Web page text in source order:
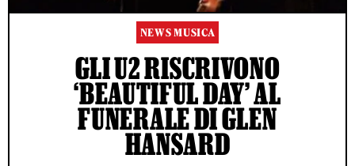
NEWS MUSICA
GLI U2 RISCRIVONO
‘BEAUTIFUL DAY’ AL
FUNERALE DI GLEN
HANSARD